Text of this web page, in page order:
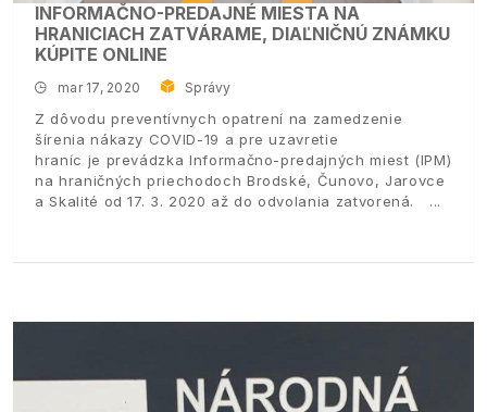
INFORMAČNO-PREDAJNÉ MIESTA NA
HRANICIACH ZATVÁRAME, DIAĽNIČNÚ ZNÁMKU
KÚPITE ONLINE
mar 17, 2020 Správy
Z dôvodu preventívnych opatrení na zamedzenie
šírenia nákazy COVID-19 a pre uzavretie
hraníc je prevádzka Informačno-predajných miest (IPM)
na hraničných priechodoch Brodské, Čunovo, Jarovce
a Skalité od 17. 3. 2020 až do odvolania zatvorená.